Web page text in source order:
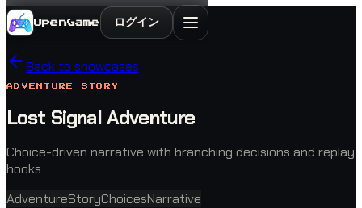
OpenGame ログイン
Back to showcases
ADVENTURE STORY
Lost Signal Adventure
Choice-driven narrative with branching decisions and replay
hooks.
AdventureStoryChoicesNarrative